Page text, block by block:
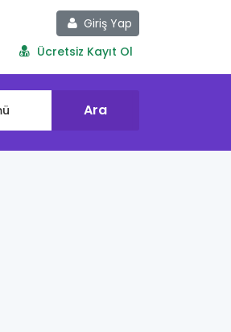
Giriş Yap
Ücretsiz Kayıt Ol